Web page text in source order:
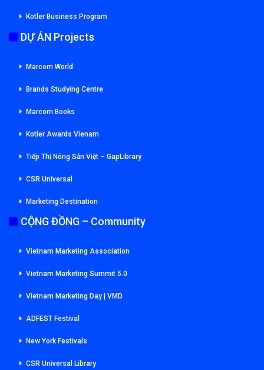
Kotler Business Program
DỰ ÁN Projects
Marcom World
Brands Studying Centre
Marcom Books
Kotler Awards Vienam
Tiếp Thị Nông Sản Việt – GapLibrary
CSR Universal
Marketing Destination
CỘNG ĐỒNG – Community
Vietnam Marketing Association
Vietnam Marketing Summit 5.0
Vietnam Marketing Day | VMD
ADFEST Festival
New York Festivals
CSR Universal Library